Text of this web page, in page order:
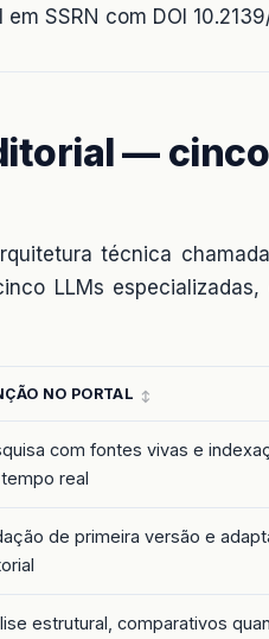
SSRN com DOI
— cinco
técnica
LLMs
NO PORTAL
com fontes vivas e
real
de primeira versão e
estrutural, comparativos